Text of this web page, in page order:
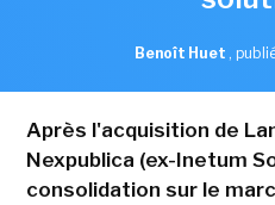
Benoît Huet ,
Après l'acquisition de
Nexpublica (ex-Inetum
consolidation sur le